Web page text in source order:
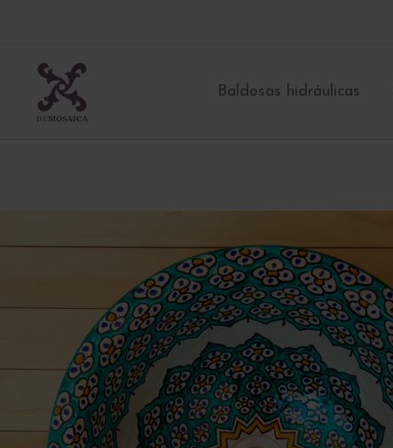
contenido
Baldosas hidráulicas